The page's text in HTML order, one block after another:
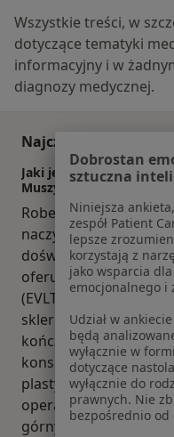
Wszystkie treści, w
dotyczące tematyki
informacyjny i w
diagnozy medycznej.
Najczęściej
Jaki jest zakres porad
Muszyński?
Robert Muszyński to
naczyniowy, flebolog.
doświadczenia i
oferuje usługi takie
(EVLT), Ablacja
skleroterapia
kończyn - żył lub tętnic
konsultacja
plastyczna nosa,
operacja plastyczna
górnych powiek -
Dobrostan
sztuczna
Niniejsza
zespół Patient
lepsze
korzystają z
jako wsparcia
emocjonalnego i
Udział w
będą
wyłącznie w
dotyczące
wyłącznie do
prawnych. Nie
bezpośrednio od